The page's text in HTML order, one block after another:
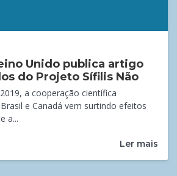
Unido publica artigo
do Projeto Sífilis Não
a cooperação científica
e Canadá vem surtindo efeitos
a...
Ler mais